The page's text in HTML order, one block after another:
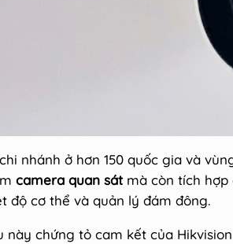
nhánh ở hơn 150 quốc gia và
camera quan sátmà còn tích hợp
độ cơ thể và quản lý đám đông.
này chứng tỏ cam kết của